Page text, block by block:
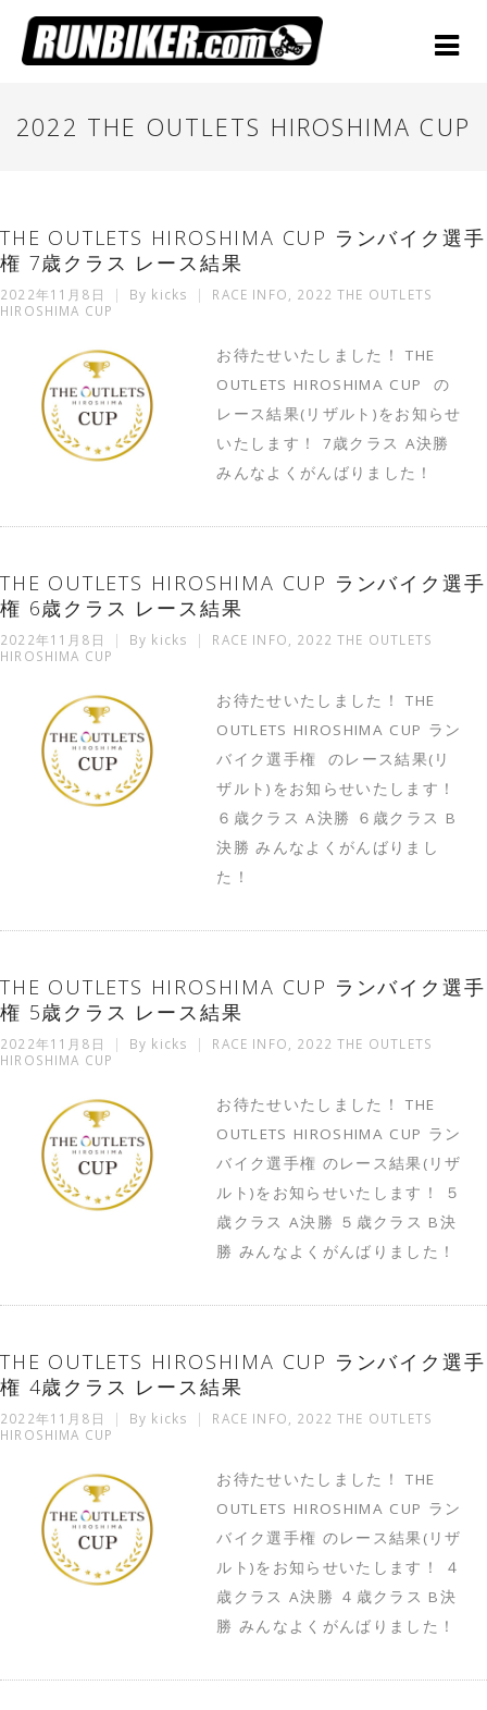
2022 THE OUTLETS HIROSHIMA CUP
THE OUTLETS HIROSHIMA CUP ランバイク選手
権 7歳クラス レース結果
2022年11月8日 By kicks RACE INFO
2022 THE OUTLETS
HIROSHIMA CUP
お待たせいたしました！ THE
OUTLETS HIROSHIMA CUP の
レース結果(リザルト)をお知らせ
いたします！ 7歳クラス A決勝
みんなよくがんばりました！
THE OUTLETS HIROSHIMA CUP ランバイク選手
権 6歳クラス レース結果
2022年11月8日 By kicks RACE INFO
2022 THE OUTLETS
HIROSHIMA CUP
お待たせいたしました！ THE
OUTLETS HIROSHIMA CUP ラン
バイク選手権 のレース結果(リ
ザルト)をお知らせいたします！
６歳クラス A決勝 ６歳クラス B
決勝 みんなよくがんばりまし
た！
THE OUTLETS HIROSHIMA CUP ランバイク選手
権 5歳クラス レース結果
2022年11月8日 By kicks RACE INFO
2022 THE OUTLETS
HIROSHIMA CUP
お待たせいたしました！ THE
OUTLETS HIROSHIMA CUP ラン
バイク選手権 のレース結果(リザ
ルト)をお知らせいたします！ ５
歳クラス A決勝 ５歳クラス B決
勝 みんなよくがんばりました！
THE OUTLETS HIROSHIMA CUP ランバイク選手
権 4歳クラス レース結果
2022年11月8日 By kicks RACE INFO
2022 THE OUTLETS
HIROSHIMA CUP
お待たせいたしました！ THE
OUTLETS HIROSHIMA CUP ラン
バイク選手権 のレース結果(リザ
ルト)をお知らせいたします！ ４
歳クラス A決勝 ４歳クラス B決
勝 みんなよくがんばりました！